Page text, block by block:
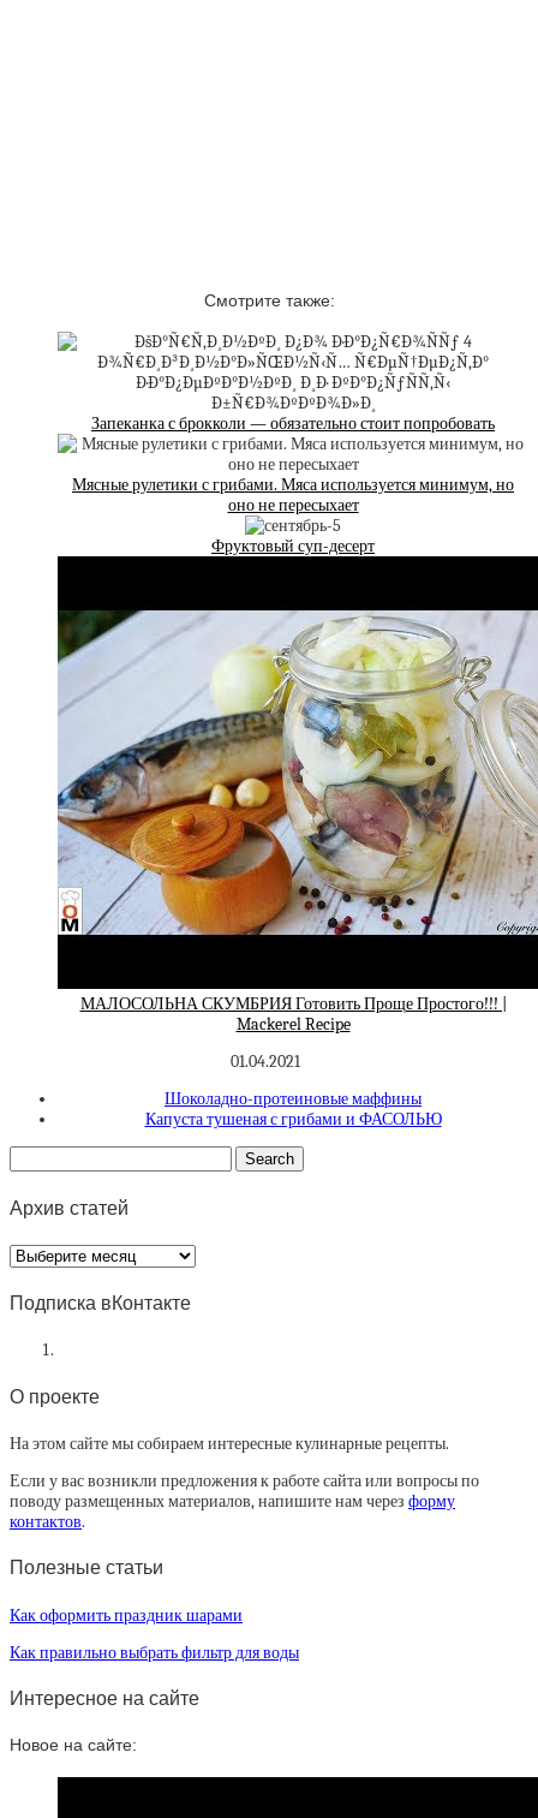
Смотрите также:
Запеканка с брокколи — обязательно стоит попробовать
Мясные рулетики с грибами. Мяса используется минимум, но
оно не пересыхает
Фруктовый суп-десерт
МАЛОСОЛЬНА СКУМБРИЯ Готовить Проще Простого!!! |
Mackerel Recipe
01.04.2021
Шоколадно-протеиновые маффины
Капуста тушеная с грибами и ФАСОЛЬЮ
Архив статей
Архив
статей
Подписка вКонтакте
О проекте
На этом сайте мы собираем интересные кулинарные рецепты.
Если у вас возникли предложения к работе сайта или вопросы по
поводу размещенных материалов, напишите нам через форму
контактов.
Полезные статьи
Как оформить праздник шарами
Как правильно выбрать фильтр для воды
Интересное на сайте
Новое на сайте: